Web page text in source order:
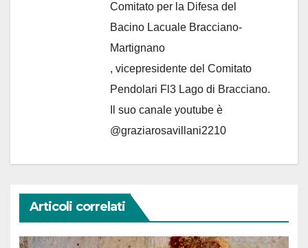
Comitato per la Difesa del
Bacino Lacuale Bracciano-
Martignano
, vicepresidente del Comitato
Pendolari Fl3 Lago di Bracciano.
Il suo canale youtube è
@graziarosavillani2210
Articoli correlati